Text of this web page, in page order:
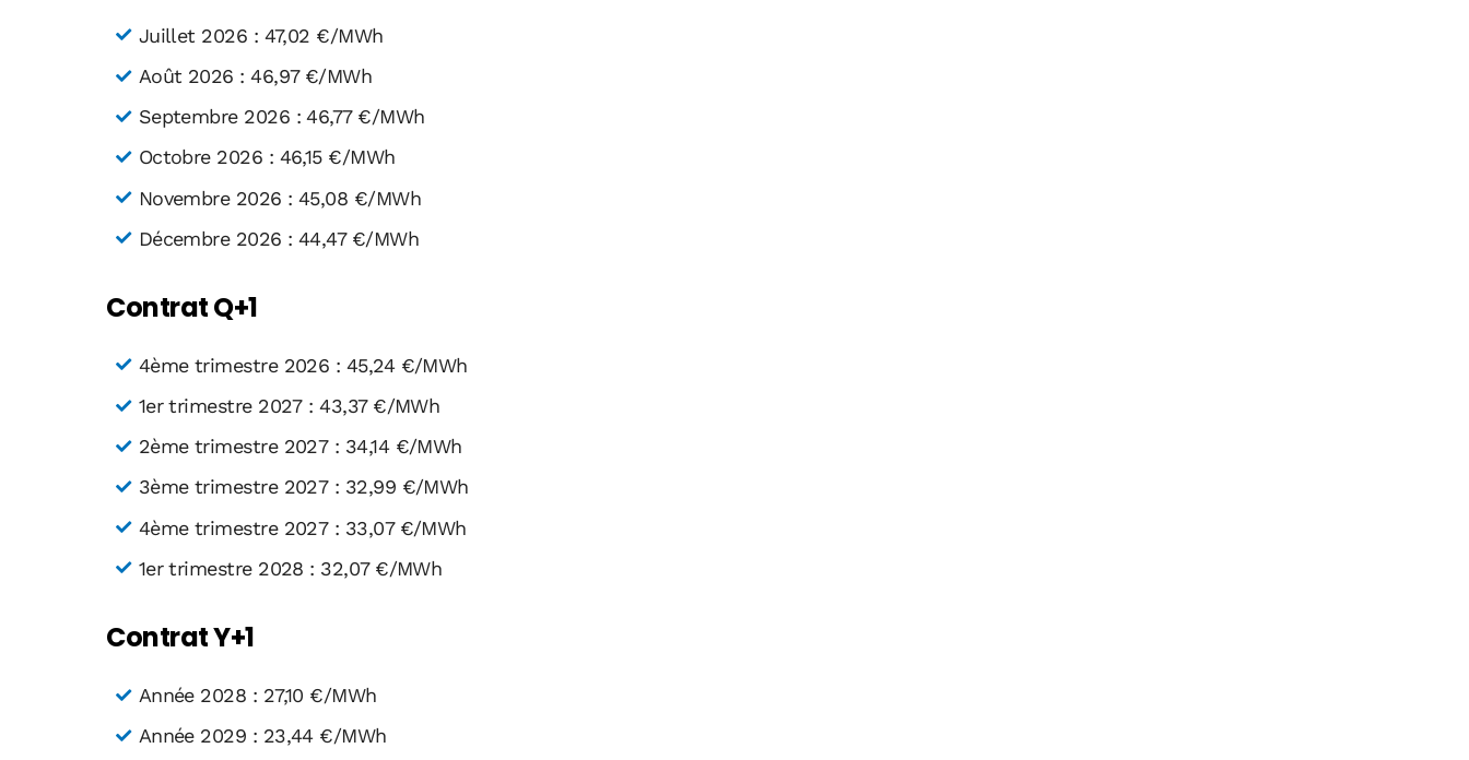
Juillet 2026 : 47,02 €/MWh
Août 2026 : 46,97 €/MWh
Septembre 2026 : 46,77 €/MWh
Octobre 2026 : 46,15 €/MWh
Novembre 2026 : 45,08 €/MWh
Décembre 2026 : 44,47 €/MWh
Contrat Q+1
4ème trimestre 2026 : 45,24 €/MWh
1er trimestre 2027 : 43,37 €/MWh
2ème trimestre 2027 : 34,14 €/MWh
3ème trimestre 2027 : 32,99 €/MWh
4ème trimestre 2027 : 33,07 €/MWh
1er trimestre 2028 : 32,07 €/MWh
Contrat Y+1
Année 2028 : 27,10 €/MWh
Année 2029 : 23,44 €/MWh